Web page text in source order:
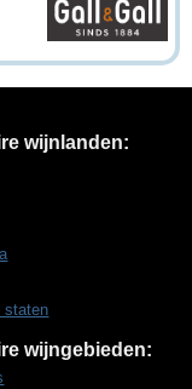
wijnlanden:
staten
wijngebieden: